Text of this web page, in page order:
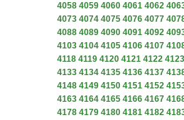
4058 4059 4060 4061 4062
4073 4074 4075 4076 4077
4088 4089 4090 4091 4092
4103 4104 4105 4106 4107
4118 4119 4120 4121 4122 4123
4133 4134 4135 4136 4137
4148 4149 4150 4151 4152
4163 4164 4165 4166 4167
4178 4179 4180 4181 4182